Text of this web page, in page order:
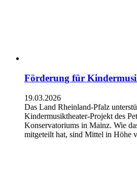
Förderung für
19.03.2026
Das Land Rheinland-Pfalz
Kindermusiktheater-Projekt des
Konservatoriums in Mainz. Wie
mitgeteilt hat, sind Mittel in Höhe